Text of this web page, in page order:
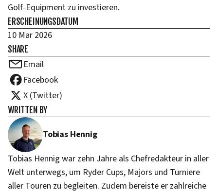
Golf-Equipment zu investieren.
ERSCHEINUNGSDATUM
10 Mar 2026
SHARE
Email
Facebook
X (Twitter)
WRITTEN BY
Tobias Hennig
Tobias Hennig war zehn Jahre als Chefredakteur in aller
Welt unterwegs, um Ryder Cups, Majors und Turniere
aller Touren zu begleiten. Zudem bereiste er zahlreiche